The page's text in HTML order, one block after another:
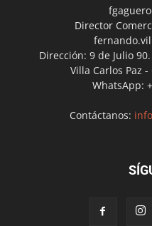
Director
Dirección: 9 de Julio
Villa Carlos Paz
WhatsApp:
Contáctanos: